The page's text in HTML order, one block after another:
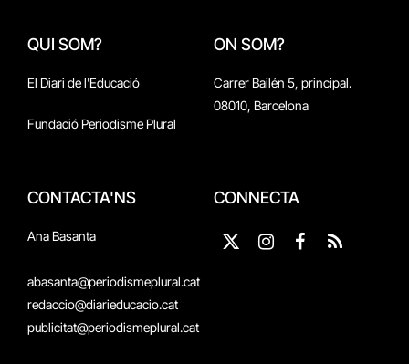
QUI SOM?
El Diari de l'Educació
Fundació Periodisme Plural
ON SOM?
Carrer Bailén 5, principal.
08010, Barcelona
CONTACTA'NS
Ana Basanta
abasanta@periodismeplural.cat
redaccio@diarieducacio.cat
publicitat@periodismeplural.cat
CONNECTA
X
InstagramFacebook
RSS